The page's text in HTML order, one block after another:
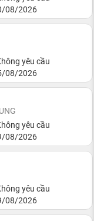
08/2026
yêu cầu
08/2026
yêu cầu
08/2026
yêu cầu
08/2026